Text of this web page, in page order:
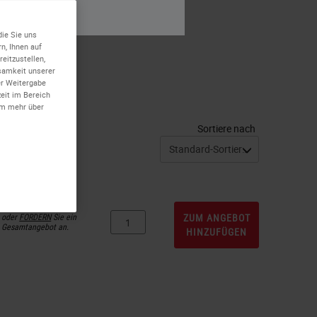
Sortiere nach
oderFORDERNSie ein
Gesamtangebot an.
ZUM ANGEBOT
HINZUFÜGEN
Sie uns
Ihnen auf
unserer
Weitergabe
im Bereich
mehr über